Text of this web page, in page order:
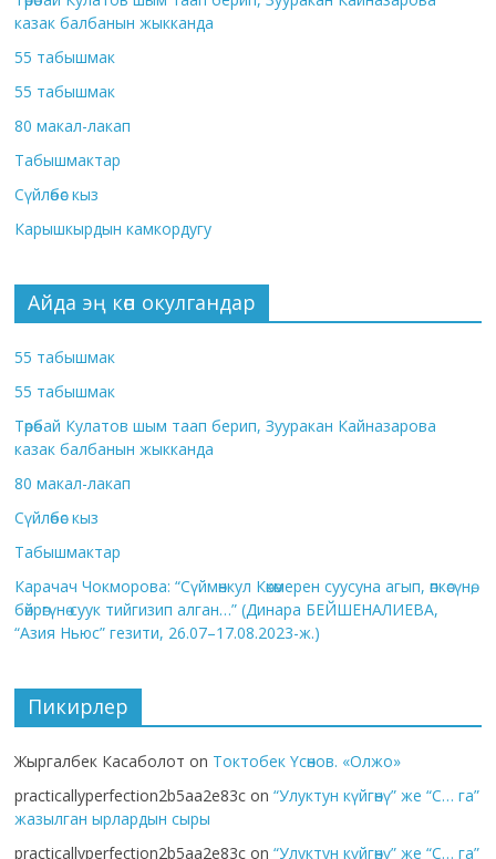
казак балбанын жыкканда
55 табышмак
55 табышмак
80 макал-лакап
Табышмактар
Сүйлөбөс кыз
Карышкырдын камкордугу
Айда эң көп окулгандар
55 табышмак
55 табышмак
Төрөбай Кулатов шым таап берип, Зууракан Кайназарова
казак балбанын жыкканда
80 макал-лакап
Сүйлөбөс кыз
Табышмактар
Карачач Чокморова: “Сүймөнкул Көкөмерен суусуна агып, өпкөсүнө,
бөйрөгүнө суук тийгизип алган…” (Динара БЕЙШЕНАЛИЕВА,
“Азия Ньюс” гезити, 26.07–17.08.2023-ж.)
Пикирлер
Жыргалбек Касаболот on Токтобек Үсөнов. «Олжо»
practicallyperfection2b5aa2e83c on“Улуктун күйгөнү” же “С… га”
жазылган ырлардын сыры
practicallyperfection2b5aa2e83c on“Улуктун күйгөнү” же “С… га”